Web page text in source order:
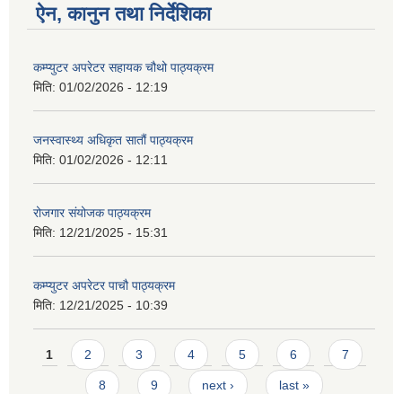
ऐन, कानुन तथा निर्देशिका
कम्प्युटर अपरेटर सहायक चौथो पाठ्यक्रम
मिति: 01/02/2026 - 12:19
जनस्वास्थ्य अधिकृत सातौं पाठ्यक्रम
मिति: 01/02/2026 - 12:11
रोजगार संयोजक पाठ्यक्रम
मिति: 12/21/2025 - 15:31
कम्प्युटर अपरेटर पाचौ पाठ्यक्रम
मिति: 12/21/2025 - 10:39
Pages
1 2 3 4 5 6 7
8 9 next › last »